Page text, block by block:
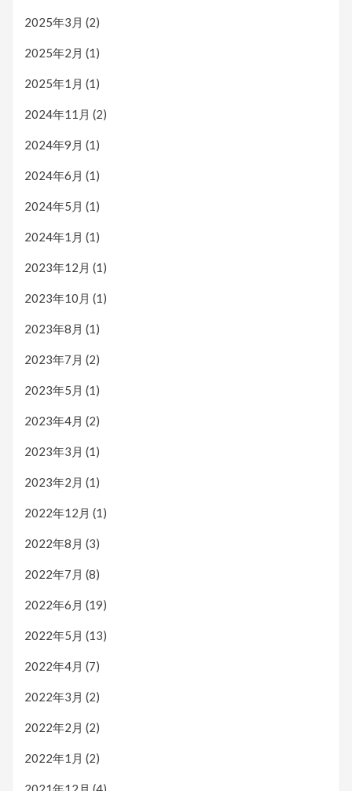
2025年3月 (2)
2025年2月 (1)
2025年1月 (1)
2024年11月 (2)
2024年9月 (1)
2024年6月 (1)
2024年5月 (1)
2024年1月 (1)
2023年12月 (1)
2023年10月 (1)
2023年8月 (1)
2023年7月 (2)
2023年5月 (1)
2023年4月 (2)
2023年3月 (1)
2023年2月 (1)
2022年12月 (1)
2022年8月 (3)
2022年7月 (8)
2022年6月 (19)
2022年5月 (13)
2022年4月 (7)
2022年3月 (2)
2022年2月 (2)
2022年1月 (2)